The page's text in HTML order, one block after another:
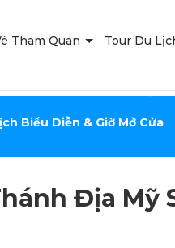
Tham Quan Tour Du
Biểu Diễn & Giờ Mở Cửa
Địa Mỹ